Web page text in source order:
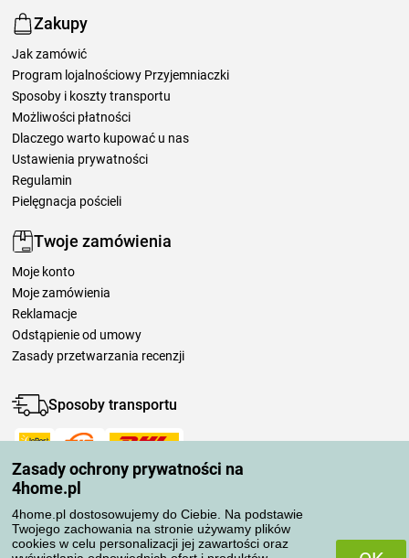
Zasady ochrony prywatności na
4home.pl
4home.pl dostosowujemy do Ciebie. Na podstawie
Twojego zachowania na stronie używamy plików
cookies w celu personalizacji jej zawartości oraz
Zakupy
Jak zamówić
Program lojalnościowy Przyjemniaczki
Sposoby i koszty transportu
Możliwości płatności
Dlaczego warto kupować u nas
Ustawienia prywatności
Regulamin
Pielęgnacja pościeli
Twoje zamówienia
Moje konto
Moje zamówienia
Reklamacje
Odstąpienie od umowy
Zasady przetwarzania recenzji
Sposoby transportu
Metody płatności
Niezawodny sklep